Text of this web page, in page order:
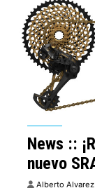
News ::
nuevo
Alberto Alvarez